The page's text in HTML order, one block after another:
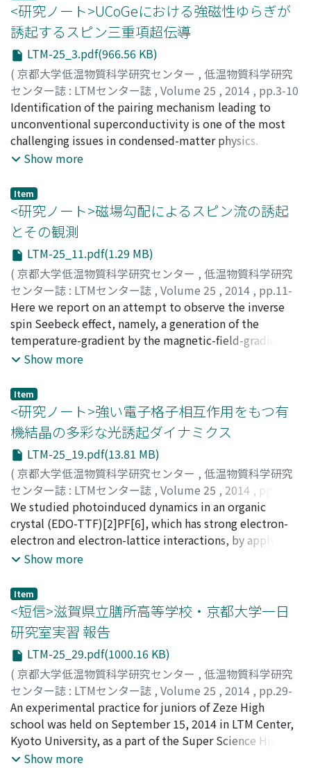
<研究ノート>UCoGeにおける強磁性ゆらぎが
誘起するスピン三重項超伝導
LTM-25_3.pdf(966.56 KB)
( 京都大学低温物質科学研究センター , 低温物質科学研究
センター誌 : LTMセンター誌 , Volume 25 , 2014 , pp.3-10
)
服部, 泰佑;Hattori, Taisuke;ハットリ, タイスケ
Identification of the pairing mechanism leading to
unconventional superconductivity is one of the most
challenging issues in condensed-matter physics.
Recently discovered uranium ferromagnets which show
one of the best system to investigate the role of spin
fluctuations as a glue of Cooper pair. From [59]Co NMR
measurements on superconducting ferromagnet
UCoGe, we found the positive relationship between
ferromagnetic fluctuations and superconductivity with
tuning these physical properties by external fields,
indicating the realization of exotic spin-triplet
superconductivity induced by ferromagnetic
fluctuations.
Show more
Item
<研究ノート>磁場勾配によるスピン流の誘起
とその観測
LTM-25_11.pdf(1.29 MB)
( 京都大学低温物質科学研究センター , 低温物質科学研究
センター誌 : LTMセンター誌 , Volume 25 , 2014 , pp.11-
18)
田畑, 吉計;Tabata, Yoshikazu;タバタ, ヨシカズ
Here we report on an attempt to observe the inverse
spin Seebeck effect, namely, a generation of the
temperature-gradient by the magnetic-field-gradient-
induced spin current. We performed an accurate
antiferromagnet MnF[2] with an application of the
magnetic-field-gradient. In the antiferromagnetic
temperature region, the significant temperature-
gradient proportional to the magnitude of the
magnetic-field-gradient was observed. This may be the
first observation of the inverse spin Seebeck effect.
Show more
Item
<研究ノート>強い電子格子相互作用をもつ有
機結晶の多彩な光誘起ダイナミクス
LTM-25_19.pdf(13.81 MB)
( 京都大学低温物質科学研究センター , 低温物質科学研究
センター誌 : LTMセンター誌 , Volume 25 , 2014 , pp.19-
28)
恩田, 健;腰原, 伸也;矢持, 秀起;Onda, Ken;Koshihara,
Shin-ya;Yamochi, Hideki;オンダ, ケン;コシハラ, シンヤ
ヤモチ, ヒデキ
We studied photoinduced dynamics in an organic
crystal (EDO-TTF)[2]PF[6], which has strong electron-
electron and electron-lattice interactions, by applying
four types of ultrafast techniques. Using 10 fs
state emerges over 40 fs. The optical conductivity
spectrum at 100 fs from mid-infrared to visible light
revealed this state to be a photoinduced phase which
has never seen in thermal equilibrium. The crystal and
molecular structural changes over I00 ps were studied
using picosecond infrared vibrational spectroscopy and
femtosecond electron diffraction and it is figured out
that molecular deformation is much slower than its
translation.
Show more
Item
<短信>滋賀県立膳所高等学校・京都大学一日
研究室実習 報告
LTM-25_29.pdf(1000.16 KB)
( 京都大学低温物質科学研究センター , 低温物質科学研究
センター誌 : LTMセンター誌 , Volume 25 , 2014 , pp.29-
29)
松原, 明;Matsubara, Akira;マツバラ, アキラ
An experimental practice for juniors of Zeze High
school was held on September 15, 2014 in LTM Center,
Kyoto University, as a part of the Super Science High
School program of MEXT.
Show more